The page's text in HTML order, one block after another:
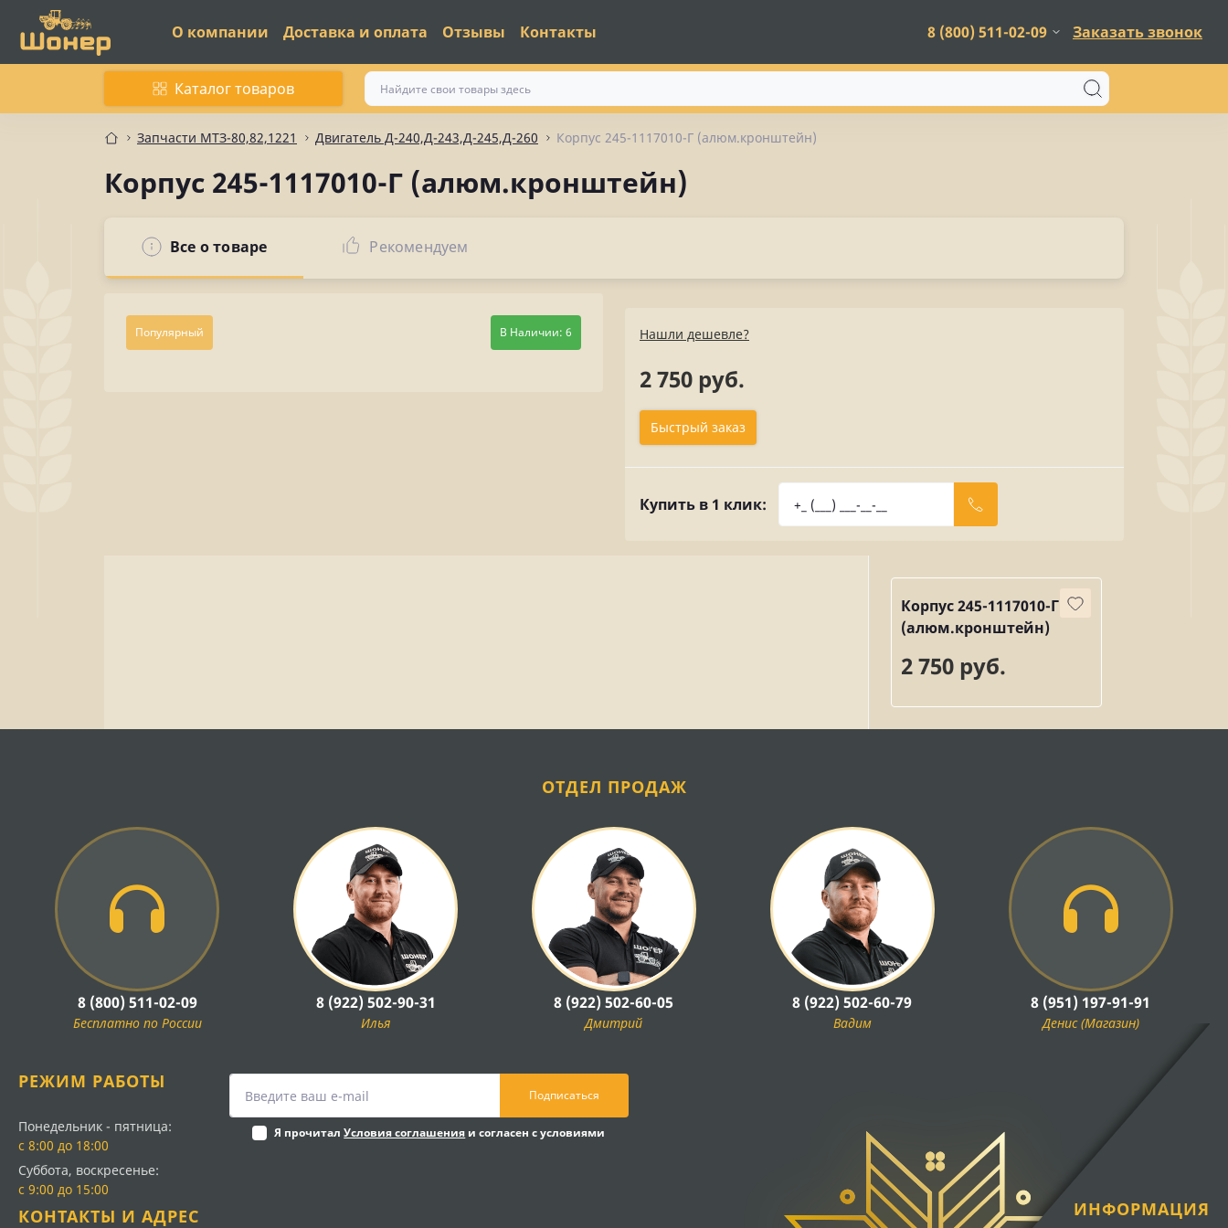
О компании Доставка и оплата Отзывы Контакты 8 (800) 511-02-09 Заказать звонок
Каталог товаров
Запчасти МТЗ-80,82,1221 Двигатель Д-240,Д-243,Д-245,Д-260 Корпус 245-1117010-Г (алюм.кронштейн)
Корпус 245-1117010-Г (алюм.кронштейн)
Все о товаре Рекомендуем
Популярный В Наличии: 6 Нашли дешевле?
2 750 руб.
Быстрый заказ
Купить в 1 клик:
Корпус 245-1117010-Г
(алюм.кронштейн)
2 750 руб.
ОТДЕЛ ПРОДАЖ
8 (800) 511-02-09
Бесплатно по России
8 (922) 502-90-31
Илья
8 (922) 502-60-05
Дмитрий
8 (922) 502-60-79
Вадим
8 (951) 197-91-91
Денис (Магазин)
РЕЖИМ РАБОТЫ
Понедельник - пятница:
с 8:00 до 18:00
Суббота, воскресенье:
с 9:00 до 15:00
Подписаться
Я прочиталУсловия соглашения и согласен с условиями
КОНТАКТЫ И АДРЕС ИНФОРМАЦИЯ